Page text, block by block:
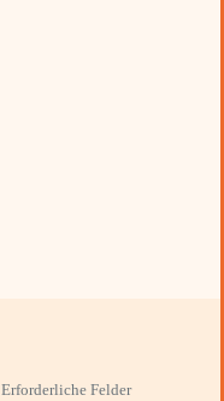
Erforderliche Felder